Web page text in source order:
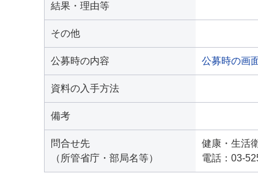
結果・理由等
その他
公募時の内容 公募時の画
資料の入手方法
備考
問合せ先
（所管省庁・部局名等）
健康・生活
電話：03-